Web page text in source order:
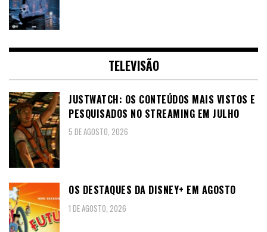
TELEVISÃO
JUSTWATCH: OS CONTEÚDOS MAIS VISTOS E
PESQUISADOS NO STREAMING EM JULHO
5 DE AGOSTO, 2026
OS DESTAQUES DA DISNEY+ EM AGOSTO
1 DE AGOSTO, 2026